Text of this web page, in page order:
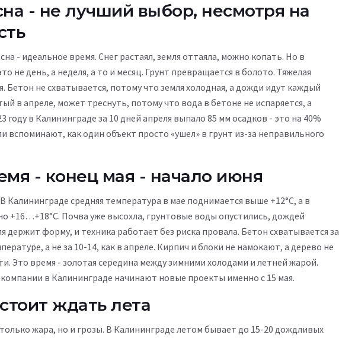
- не лучший выбор, несмотря на
- идеальное время. Снег растаял, земля оттаяла, можно копать. Но в
не день, а неделя, а то и месяц. Грунт превращается в болото. Тяжелая
Бетон не схватывается, потому что земля холодная, а дожди идут каждый
в апреле, может треснуть, потому что вода в бетоне не испаряется, а
году в Калининграде за 10 дней апреля выпало 85 мм осадков - это на 40%
как один объект просто «ушел» в грунт из-за неправильного
- конец мая - начало июня
Калининграде средняя температура в мае поднимается выше +12°C, а в
+16…+18°C. Почва уже высохла, грунтовые воды опустились, дождей
держит форму, и техника работает без риска провала. Бетон схватывается за
а не за 10-14, как в апреле. Кирпич и блоки не намокают, а дерево не
Это время - золотая середина между зимними холодами и летней жарой.
в Калининграде начинают новые проекты именно с 15 мая.
ждать лета
жара, но и грозы. В Калининграде летом бывает до 15-20 дождливых